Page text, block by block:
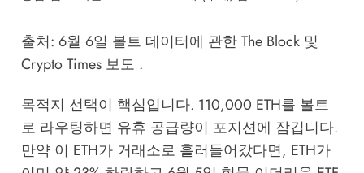
출처: 6월 6일 볼트 데이터에 관한 The Block 및
Crypto Times 보도 .
목적지 선택이 핵심입니다. 110,000 ETH를 볼트
로 라우팅하면 유휴 공급량이 포지션에 잠깁니다.
만약 이 ETH가 거래소로 흘러들어갔다면, ETH가